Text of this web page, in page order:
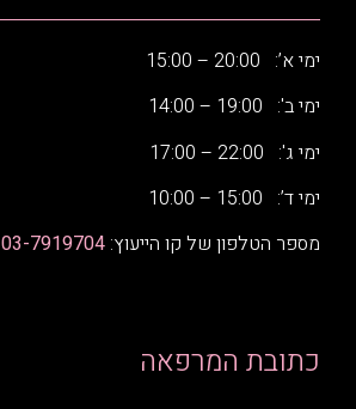
ימי א’: 20:00 – 15:00
ימי ב': 19:00 – 14:00
ימי ג': 22:00 – 17:00
ימי ד’: 15:00 – 10:00
מספר הטלפון של קו הייעוץ: 03-7919704
כתובת המרפאה